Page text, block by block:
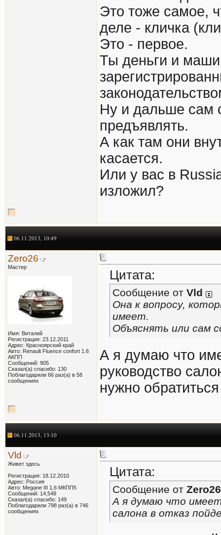
Это тоже самое,
деле - кличка
Это - первое.
Ты деньги и
Ну и дальше сам
предъявлять.
А как там они
касается.
Или у вас в
изложил?
06.11.2013, 10:49
Zero26
Мастер
Имя: Виталий
Регистрация: 23.12.2011
Адрес: Красноярский край
Авто: Renault Fluence confort 1.6
АКПП
Сообщений: 905
Сказал(а) спасибо: 130
Поблагодарили 66 раз(а) в 58
сообщениях
Цитата:
Сообщение от Vld
Она к вопросу,
имеет.
Объяснять или сам
А я думаю что
руководство
нужно
06.11.2013, 13:10
Vld
Живет здесь
Регистрация: 18.12.2010
Адрес: Россия
Авто: Megane III 1,6 МКПП5
Сообщений: 14,548
Сказал(а) спасибо: 149
Поблагодарили 798 раз(а) в 746
сообщениях
Цитата:
Сообщение от Zero26
А я думаю что
салона в отказ